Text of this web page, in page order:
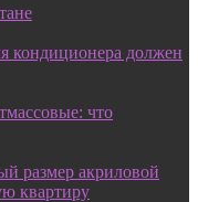
кондиционера должен
что
размер акриловой
квартиру